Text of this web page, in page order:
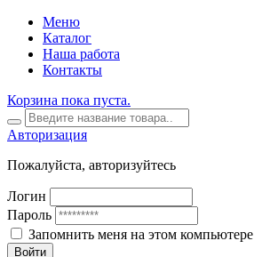
Меню
Каталог
Наша работа
Контакты
Корзина пока пуста.
Авторизация
Пожалуйста, авторизуйтесь
Логин
Пароль
Запомнить меня на этом компьютере
Войти